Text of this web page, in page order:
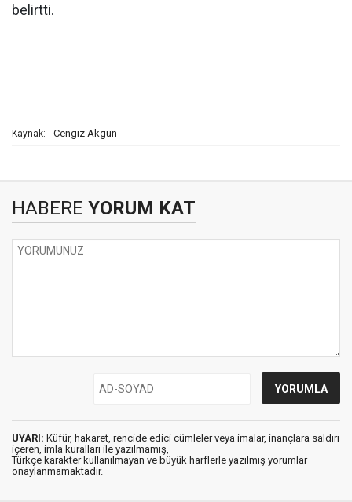
belirtti.
Kaynak: Cengiz Akgün
HABERE YORUM KAT
UYARI: Küfür, hakaret, rencide edici cümleler veya imalar, inançlara saldırı
içeren, imla kuralları ile yazılmamış,
Türkçe karakter kullanılmayan ve büyük harflerle yazılmış yorumlar
onaylanmamaktadır.